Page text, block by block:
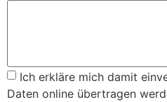
Ich erkläre mich damit
Daten online übertragen